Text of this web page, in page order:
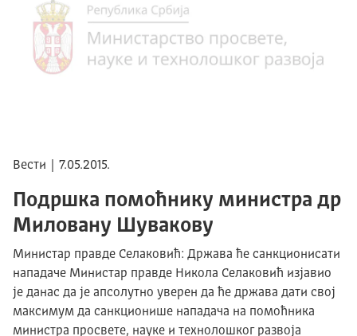
Вести | 7.05.2015.
Подршка помоћнику министра др
Миловану Шувакову
Министар правде Селаковић: Држава ће санкционисати
нападаче Министар правде Никола Селаковић изјавио
је данас да је апсолутно уверен да ће држава дати свој
максимум да санкционише нападача на помоћника
министра просвете, науке и технолошког развоја